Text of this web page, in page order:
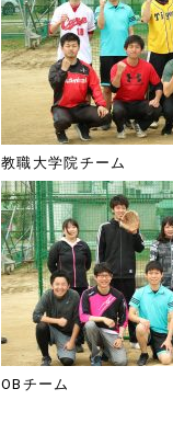
教職大学院チーム
OBチーム